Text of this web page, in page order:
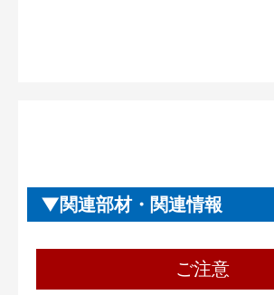
関連部材・関連情報
ご注意